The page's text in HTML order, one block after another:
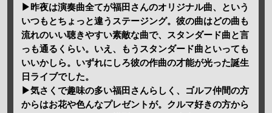
▶昨夜は演奏曲全てが福田さんのオリジナル曲、という
いつもとちょっと違うステージング。彼の曲はどの曲も
流れのいい聴きやすい素敵な曲で、スタンダード曲と言
っも通るくらい。いえ、もうスタンダード曲といっても
いいかしら。いずれにしろ彼の作曲の才能が光った誕生
日ライブでした。
▶気さくで趣味の多い福田さんらしく、ゴルフ仲間の方
からはお花や色んなプレゼントが。クルマ好きの方から